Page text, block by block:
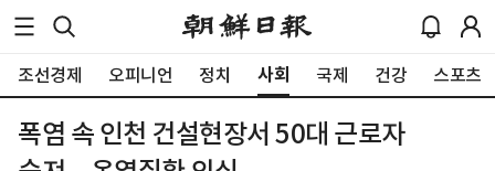
조선경제 오피니언 정치 사회 국제 건강 스포츠
폭염 속 인천 건설현장서 50대 근로자